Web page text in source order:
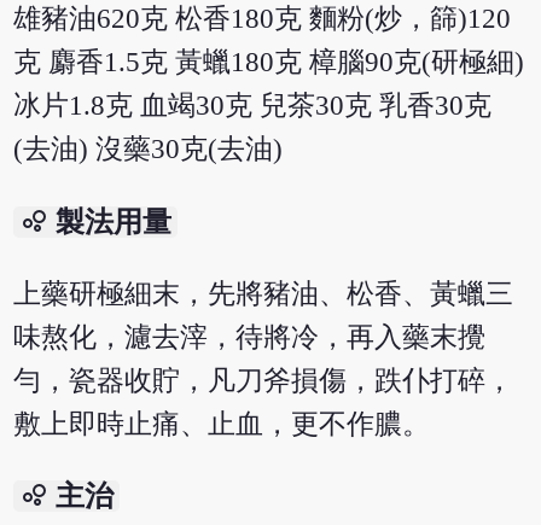
雄豬油620克 松香180克 麵粉(炒，篩)120
克 麝香1.5克 黃蠟180克 樟腦90克(研極細)
冰片1.8克 血竭30克 兒茶30克 乳香30克
(去油) 沒藥30克(去油)
bubble_chart 製法用量
上藥研極細末，先將豬油、松香、黃蠟三
味熬化，濾去滓，待將冷，再入藥末攪
勻，瓷器收貯，凡刀斧損傷，跌仆打碎，
敷上即時止痛、止血，更不作膿。
bubble_chart 主治